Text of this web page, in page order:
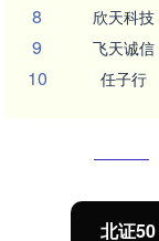
8 欣天科技
9 飞天诚信
10 任子行
北证50